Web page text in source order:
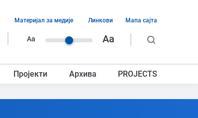
Aa Aa
Материјал за медије Линкови Мапа сајта
Пројекти Архива PROJECTS